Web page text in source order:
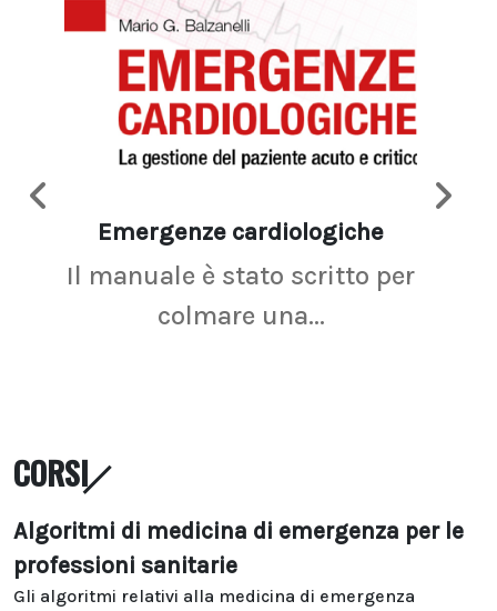
Emergenze cardiologiche
Il manuale è stato scritto per
colmare una...
CORSI
Algoritmi di medicina di emergenza per le
professioni sanitarie
Gli algoritmi relativi alla medicina di emergenza